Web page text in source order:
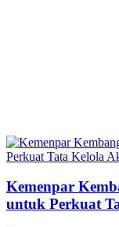
Kemenpar
untuk Perkuat